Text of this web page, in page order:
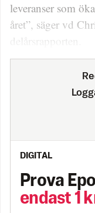
leveranser som
året”, säger vd
delårsrapporten.
DIGITAL
Prova
endast 1